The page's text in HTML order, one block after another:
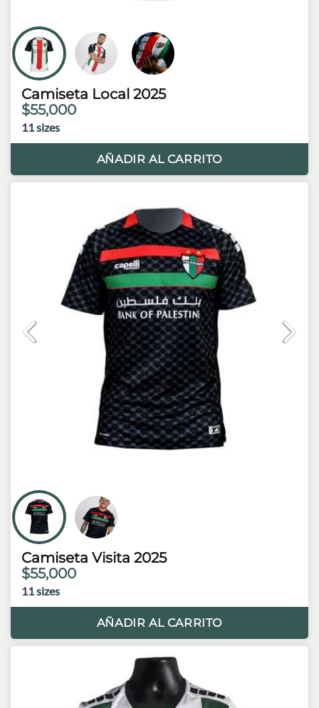
Camiseta Local 2025
$55,000
11 sizes
AÑADIR AL CARRITO
Camiseta Visita 2025
$55,000
11 sizes
AÑADIR AL CARRITO